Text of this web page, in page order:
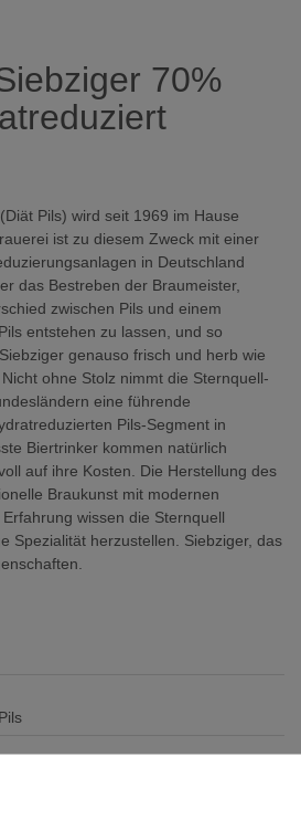
70%
Pils) wird seit 1969 im Hause
ist zu diesem Zweck mit einer
in Deutschland
das Bestreben der Braumeister,
zwischen Pils und einem
entstehen zu lassen, und so
genauso frisch und herb wie
ohne Stolz nimmt die Sternquell-
eine führende
Pils-Segment in
Biertrinker kommen natürlich
auf ihre Kosten. Die Herstellung des
Braukunst mit modernen
wissen die Sternquell
Spezialität herzustellen. Siebziger, das